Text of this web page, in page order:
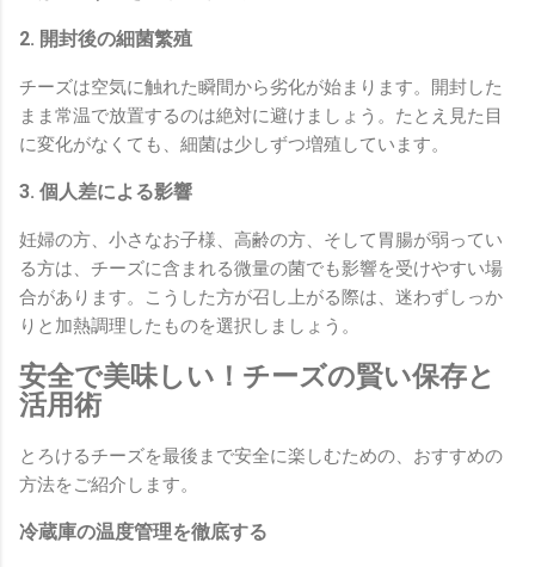
2. 開封後の細菌繁殖
チーズは空気に触れた瞬間から劣化が始まります。開封した
まま常温で放置するのは絶対に避けましょう。たとえ見た目
に変化がなくても、細菌は少しずつ増殖しています。
3. 個人差による影響
妊婦の方、小さなお子様、高齢の方、そして胃腸が弱ってい
る方は、チーズに含まれる微量の菌でも影響を受けやすい場
合があります。こうした方が召し上がる際は、迷わずしっか
りと加熱調理したものを選択しましょう。
安全で美味しい！チーズの賢い保存と
活用術
とろけるチーズを最後まで安全に楽しむための、おすすめの
方法をご紹介します。
冷蔵庫の温度管理を徹底する